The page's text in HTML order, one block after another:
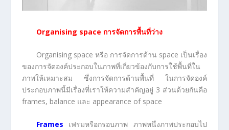
Organising space การจัดการพื้นที่ว่าง
Organising space หรือ การจัดการด้าน space เป็นเรื่อง
ของการจัดองค์ประกอบในภาพที่เกี่ยวข้องกับการใช้พื้นที่ใน
ภาพให้เหมาะสม ซึ่งการจัดการด้านพื้นที่ ในการจัดองค์
ประกอบภาพนี้มีเรื่องที่เราให้ความสำคัญอยู่ 3 ส่วนด้วยกันคือ
frames, balance และ appearance of space
Frames เฟรมหรือกรอบภาพ ภาพหนึ่งภาพประกอบไป